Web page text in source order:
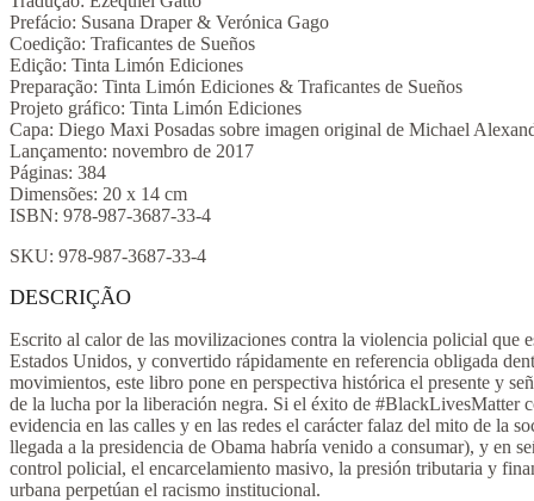
quantidade
Prefácio: Susana Draper & Verónica Gago
Coedição: Traficantes de Sueños
Edição: Tinta Limón Ediciones
Preparação: Tinta Limón Ediciones & Traficantes de Sueños
Projeto gráfico: Tinta Limón Ediciones
Capa: Diego Maxi Posadas sobre imagen original de Michael
Lançamento: novembro de 2017
Páginas: 384
Dimensões: 20 x 14 cm
ISBN: 978-987-3687-33-4
SKU: 978-987-3687-33-4
DESCRIÇÃO
Escrito al calor de las movilizaciones contra la violencia policial que
Estados Unidos, y convertido rápidamente en referencia obligada
movimientos, este libro pone en perspectiva histórica el presente y
de la lucha por la liberación negra. Si el éxito de #BlackLivesMatter
evidencia en las calles y en las redes el carácter falaz del mito de la
llegada a la presidencia de Obama habría venido a consumar), y en
control policial, el encarcelamiento masivo, la presión tributaria y
urbana perpetúan el racismo institucional.